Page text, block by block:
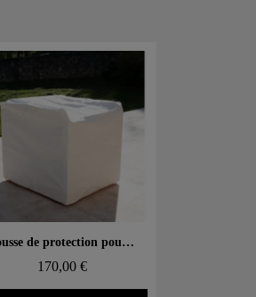
Aperçu rapide Housse de protection pour la Table MW
170,00 €